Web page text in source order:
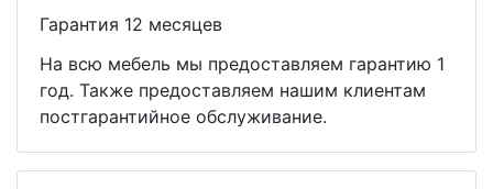
Гарантия 12 месяцев
На всю мебель мы предоставляем гарантию 1
год. Также предоставляем нашим клиентам
постгарантийное обслуживание.